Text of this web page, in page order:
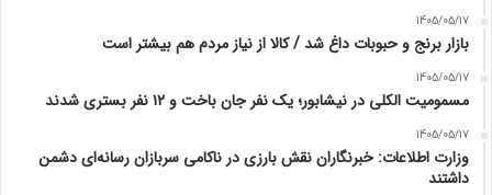
1405/05/17
بازار برنج و حبوبات داغ شد / کالا از نیاز مردم هم بیشتر است
1405/05/17
مسمومیت الکلی در نیشابور؛ یک نفر جان باخت و ۱۲ نفر بستری شدند
1405/05/17
وزارت اطلاعات: خبرنگاران نقش بارزی در ناکامی سربازان رسانه‌ای دشمن
داشتند